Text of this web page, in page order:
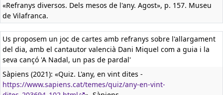
«Refranys diversos. Dels mesos de l'any. Agost», p. 157. Museu
de Vilafranca.
Us proposem un joc de cartes amb refranys sobre l'allargament
del dia, amb el cantautor valencià Dani Miquel com a guia i la
seva cançó 'A Nadal, un pas de pardal'
Sàpiens (2021): «Quiz. L'any, en vint dites -
https://www.sapiens.cat/temes/quiz/any-en-vint-